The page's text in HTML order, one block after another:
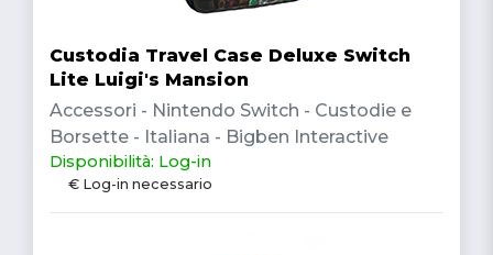
Custodia Travel Case Deluxe Switch
Lite Luigi's Mansion
Accessori - Nintendo Switch - Custodie e
Borsette - Italiana - Bigben Interactive
Disponibilità: Log-in
€ Log-in necessario